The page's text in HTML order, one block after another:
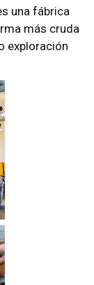
una fábrica
más cruda
exploración